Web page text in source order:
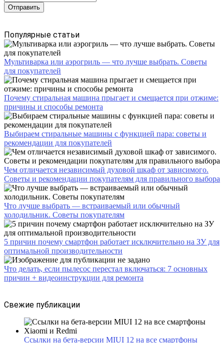
Популярные статьи
Мультиварка или аэрогриль — что лучше выбрать. Советы
для покупателей
Почему стиральная машина прыгает и смещается при отжиме:
причины и способы ремонта
Выбираем стиральные машины с функцией пара: советы и
рекомендации для покупателей
Чем отличается независимый духовой шкаф от зависимого.
Советы и рекомендации покупателям для правильного выбора
Что лучше выбрать — встраиваемый или обычный
холодильник. Советы покупателям
5 причин почему смартфон работает исключительно на ЗУ для
оптимальной производительности
Что делать, если пылесос перестал включаться: 7 основных
причин + видеоинструкции для ремонта
Свежие публикации
Ссылки на бета-версии MIUI 12 на все смартфоны